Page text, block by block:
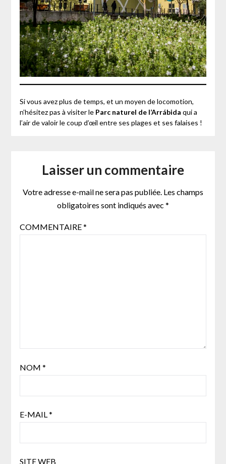
Si vous avez plus de temps, et un moyen de locomotion,
n’hésitez pas à visiter le Parc naturel de l’Arrábida qui a
l’air de valoir le coup d’œil entre ses plages et ses falaises !
Laisser un commentaire
Votre adresse e-mail ne sera pas publiée. Les champs
obligatoires sont indiqués avec *
COMMENTAIRE*
NOM *
E-MAIL*
SITE WEB